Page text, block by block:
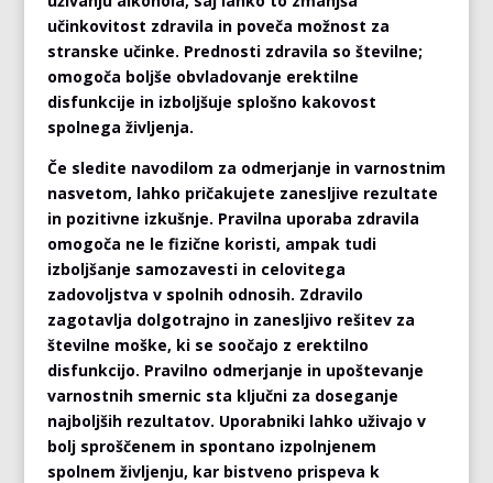
učinkovitost zdravila in poveča možnost za
stranske učinke. Prednosti zdravila so številne;
omogoča boljše obvladovanje erektilne
disfunkcije in izboljšuje splošno kakovost
spolnega življenja.
Če sledite navodilom za odmerjanje in varnostnim
nasvetom, lahko pričakujete zanesljive rezultate
in pozitivne izkušnje. Pravilna uporaba zdravila
omogoča ne le fizične koristi, ampak tudi
izboljšanje samozavesti in celovitega
zadovoljstva v spolnih odnosih. Zdravilo
zagotavlja dolgotrajno in zanesljivo rešitev za
številne moške, ki se soočajo z erektilno
disfunkcijo. Pravilno odmerjanje in upoštevanje
varnostnih smernic sta ključni za doseganje
najboljših rezultatov. Uporabniki lahko uživajo v
bolj sproščenem in spontano izpolnjenem
spolnem življenju, kar bistveno prispeva k